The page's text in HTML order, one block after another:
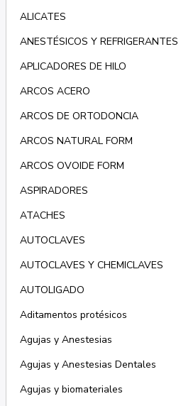
ALICATES
ANESTÉSICOS Y REFRIGERANTES
APLICADORES DE HILO
ARCOS ACERO
ARCOS DE ORTODONCIA
ARCOS NATURAL FORM
ARCOS OVOIDE FORM
ASPIRADORES
ATACHES
AUTOCLAVES
AUTOCLAVES Y CHEMICLAVES
AUTOLIGADO
Aditamentos protésicos
Agujas y Anestesias
Agujas y Anestesias Dentales
Agujas y biomateriales